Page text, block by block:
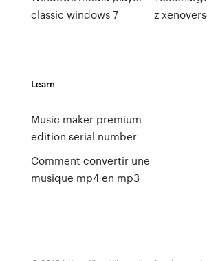
classic windows 7
z
Learn
Music maker premium
edition serial number
Comment convertir une
musique mp4 en mp3